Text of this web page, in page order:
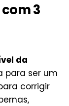
3
da
para ser um
corrigir